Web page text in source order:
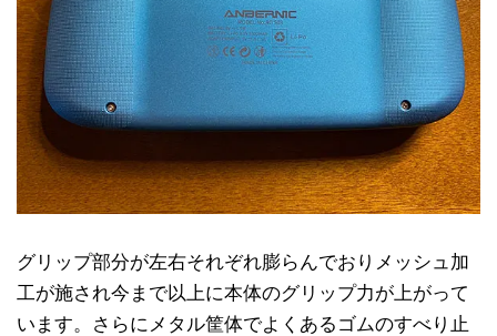
グリップ部分が左右それぞれ膨らんでおりメッシュ加
工が施され今まで以上に本体のグリップ力が上がって
います。さらにメタル筐体でよくあるゴムのすべり止